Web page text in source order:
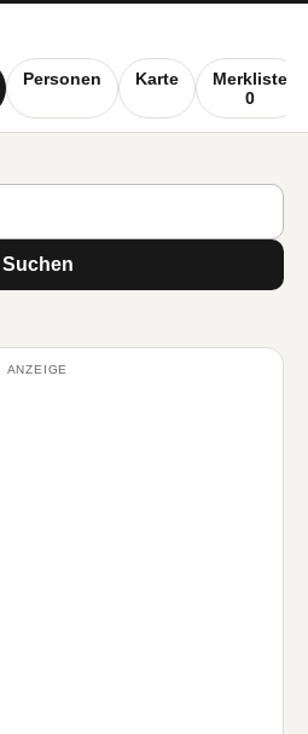
Personen Karte
Merkliste
0
Suchen
ANZEIGE